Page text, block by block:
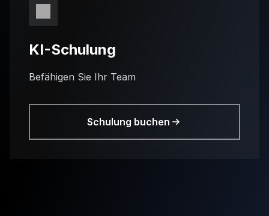
KI-Schulung
Befähigen Sie Ihr Team
Schulung buchen